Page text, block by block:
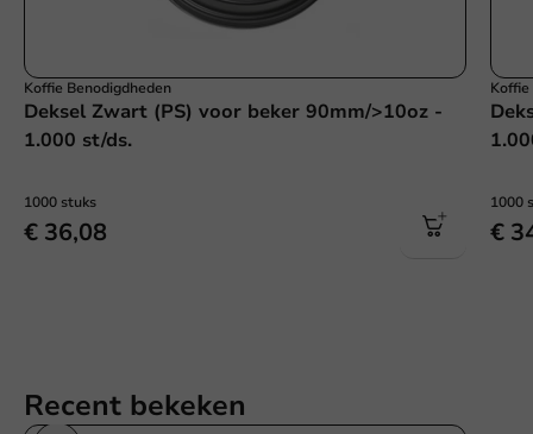
Koffie Benodigdheden
Deksel Zwart (PS) voor beker 90mm/>10oz -
1.000 st/ds.
1000 stuks
€ 36,08
1000
€
Recent bekeken